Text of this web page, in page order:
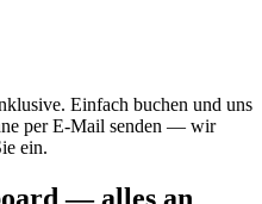
Einfach buchen und uns
per E-Mail senden — wir
ein.